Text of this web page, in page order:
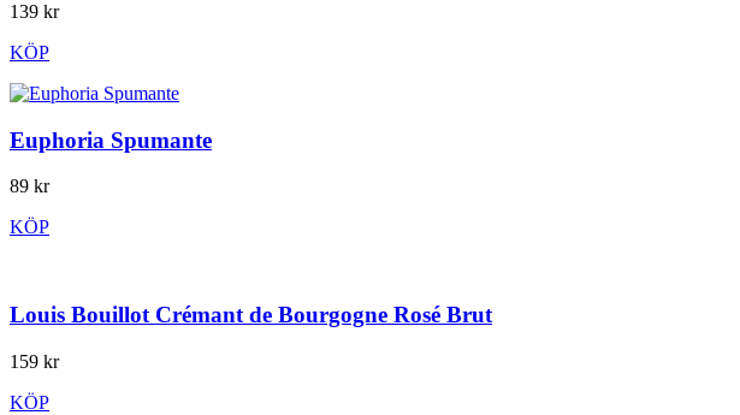
139 kr
KÖP
Euphoria Spumante
89 kr
KÖP
Louis Bouillot Crémant de Bourgogne Rosé Brut
159 kr
KÖP